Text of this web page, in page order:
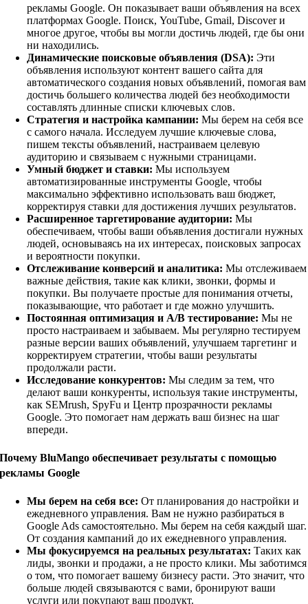
рекламы Google. Он показывает ваши объявления на всех
платформах Google. Поиск, YouTube, Gmail, Discover и
многое другое, чтобы вы могли достичь людей, где бы они
ни находились.
Динамические поисковые объявления (DSA): Эти
объявления используют контент вашего сайта для
автоматического создания новых объявлений, помогая вам
достичь большего количества людей без необходимости
составлять длинные списки ключевых слов.
Стратегия и настройка кампании: Мы берем на себя все
с самого начала. Исследуем лучшие ключевые слова,
пишем тексты объявлений, настраиваем целевую
аудиторию и связываем с нужными страницами.
Умный бюджет и ставки: Мы используем
автоматизированные инструменты Google, чтобы
максимально эффективно использовать ваш бюджет,
корректируя ставки для достижения лучших результатов.
Расширенное таргетирование аудитории: Мы
обеспечиваем, чтобы ваши объявления достигали нужных
людей, основываясь на их интересах, поисковых запросах
и вероятности покупки.
Отслеживание конверсий и аналитика: Мы отслеживаем
важные действия, такие как клики, звонки, формы и
покупки. Вы получаете простые для понимания отчеты,
показывающие, что работает и где можно улучшить.
Постоянная оптимизация и A/B тестирование: Мы не
просто настраиваем и забываем. Мы регулярно тестируем
разные версии ваших объявлений, улучшаем таргетинг и
корректируем стратегии, чтобы ваши результаты
продолжали расти.
Исследование конкурентов: Мы следим за тем, что
делают ваши конкуренты, используя такие инструменты,
как SEMrush, SpyFu и Центр прозрачности рекламы
Google. Это помогает нам держать ваш бизнес на шаг
впереди.
Почему BluMango обеспечивает результаты с помощью
рекламы Google
Мы берем на себя все: От планирования до настройки и
ежедневного управления. Вам не нужно разбираться в
Google Ads самостоятельно. Мы берем на себя каждый шаг.
От создания кампаний до их ежедневного управления.
Мы фокусируемся на реальных результатах: Таких как
лиды, звонки и продажи, а не просто клики. Мы заботимся
о том, что помогает вашему бизнесу расти. Это значит, что
больше людей связываются с вами, бронируют ваши
услуги или покупают ваш продукт.